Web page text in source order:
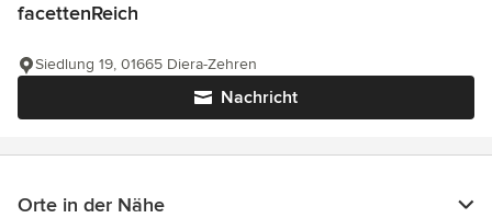
facettenReich
Nachricht
Siedlung 19, 01665 Diera-Zehren
Orte in der Nähe